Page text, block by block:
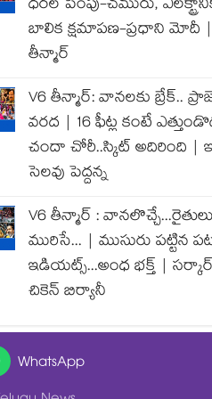
ధరల పెంపు-చమురు,
బాలిక క్షమాపణ-ప్రధాని మోదీ |
తీన్మార్
V6 తీన్మార్: వానలకు బ్రేక్..
వరద | 16 ఫీట్ల కంటే
చందా చోరీ..స్కిట్ అదిరింది |
సెలవు పెద్దన్న
V6 తీన్మార్ : వానలొచ్చే...రైతులు
మురిసే... | ముసురు పట్టిన
ఇడియట్స్...అంధ భక్త్ |
చికెన్ బిర్యానీ
WhatsApp